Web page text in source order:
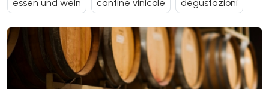
essen und wein cantine vinicole degustazioni